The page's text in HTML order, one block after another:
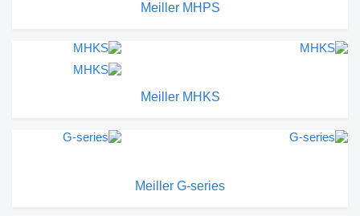
Meiller MHPS
Meiller MHKS
Meiller G-series